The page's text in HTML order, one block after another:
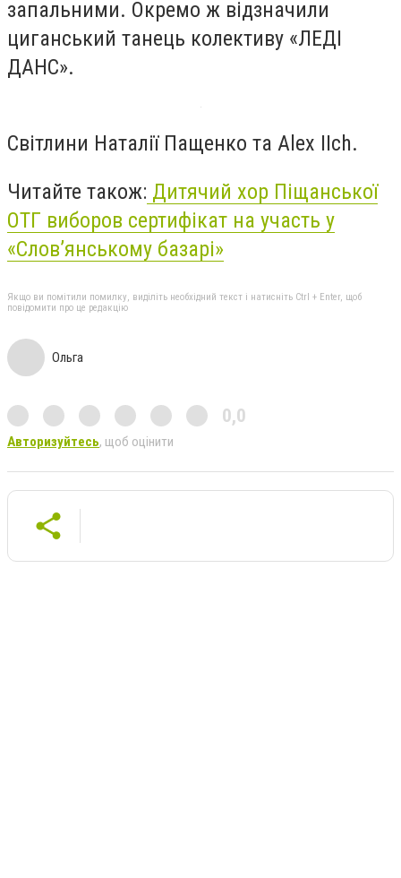
запальними. Окремо ж відзначили
циганський танець колективу «ЛЕДІ
ДАНС».
Світлини Наталії Пащенко та Alex IIch.
Читайте також: Дитячий хор Піщанської
ОТГ виборов сертифікат на участь у
«Слов’янському базарі»
Якщо ви помітили помилку, виділіть необхідний текст і натисніть Ctrl + Enter, щоб
повідомити про це редакцію
Ольга
0,0
Авторизуйтесь, щоб оцінити